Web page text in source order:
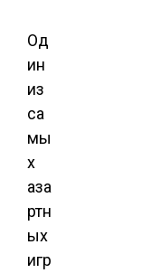
Од
ин
из
са
мы
х
аза
ртн
ых
игр